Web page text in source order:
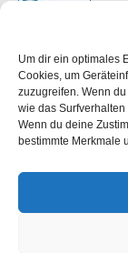
Um dir ein optimales
Cookies, um
zuzugreifen. Wenn
wie das
Wenn du deine
bestimmte Merkmale